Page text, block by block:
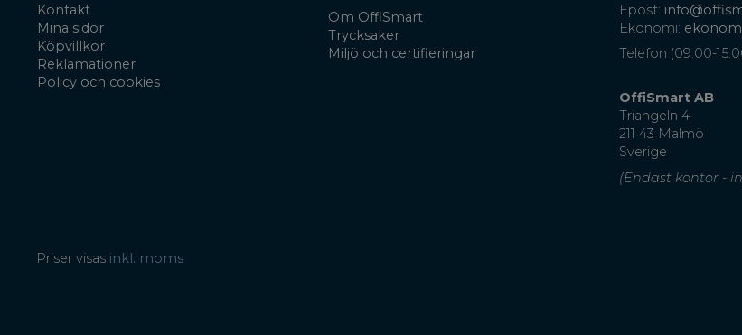
Kontakt
Mina sidor
Köpvillkor
Reklamationer
Policy och cookies
Om OffiSmart
Trycksaker
Miljö och certifieringar
Epost:
Ekonomi:
Telefon (09.00-
OffiSmart AB
Triangeln 4
211 43 Malmö
Sverige
(Endast kontor -
Priser visas inkl. moms